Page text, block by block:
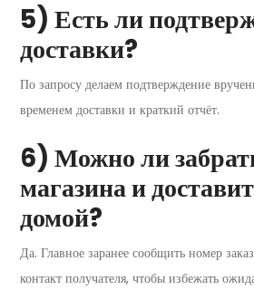
5) Есть ли
доставки?
По запросу делаем подтверждение
временем доставки и краткий отчёт.
6) Можно ли
магазина и
домой?
Да. Главное заранее сообщить номер
контакт получателя, чтобы избежать